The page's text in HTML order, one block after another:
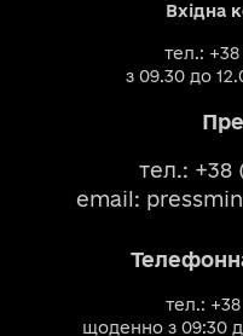
Вхідна
тел.:
з 09.30 до
тел.: +38
email:
тел.:
щоденно з 09:30